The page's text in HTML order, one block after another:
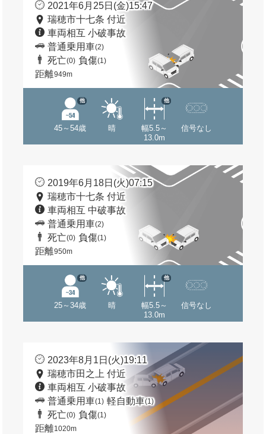
2021年6月25日(金)15:47
瑞穂市十七条 付近
車両相互 小破事故
普通乗用車(2)
死亡(0) 負傷(1)
距離949m
45～54歳
他
晴
幅5.5～
13.0m
他
信号なし
2019年6月18日(火)07:15
瑞穂市十七条 付近
車両相互 中破事故
普通乗用車(2)
死亡(0) 負傷(1)
距離950m
25～34歳
他
晴
幅5.5～
13.0m
他
信号なし
2023年8月1日(火)19:11
瑞穂市田之上 付近
車両相互 小破事故
普通乗用車(1) 軽自動車(1)
死亡(0) 負傷(1)
距離1020m